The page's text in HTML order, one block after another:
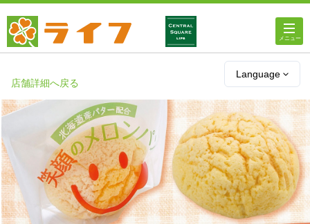
Language
店舗・チラシ情報
ライフのオンラインストア
ライフネットスーパー
店舗詳細へ戻る